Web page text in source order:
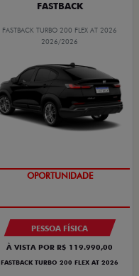
FASTBACK
FASTBACK TURBO 200 FLEX AT 2026
2026/2026
OPORTUNIDADE
PESSOA FÍSICA
À VISTA POR R$ 119.990,00
FASTBACK TURBO 200 FLEX AT 2026